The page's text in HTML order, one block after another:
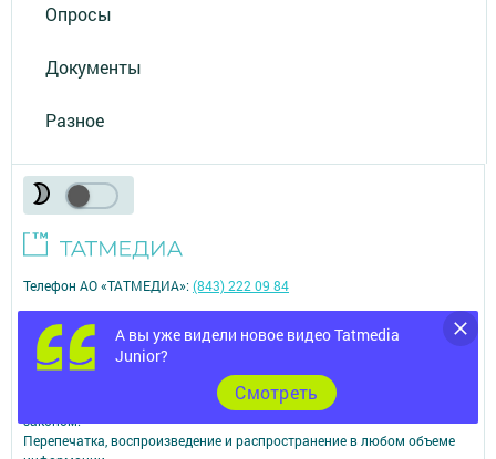
Опросы
Документы
Разное
А вы уже видели новое видео Tatmedia
Junior?
Cмотреть
© 2011 - 2026. Бавлы-информ. Все права защищены.
© ТАТМЕДИА. Все материалы, размещенные на сайте, защищены
законом.
Перепечатка, воспроизведение и распространение в любом объеме
Телефон АО «ТАТМЕДИА»:(843) 222 09 84
16+